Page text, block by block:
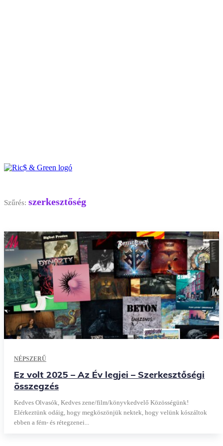
Szűrés: szerkesztőség
NÉPSZERŰ
Ez volt 2025 – Az Év legjei – Szerkesztőségi
összegzés
Kedves Olvasók, Kedves zene/film/könyvkedvelő Közösségünk!
Elérkeztünk odáig, hogy megköszönjük nektek, hogy velünk kószáltok
ebben a fém- és rétegzenei...